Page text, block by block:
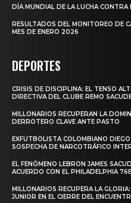
DÍA MUNDIAL DE LA LUCHA
RESULTADOS DEL MONITOREO DE
MES DE ENERO 2026
DEPORTES
CRISIS DE DISCIPLINA: EL TENSO
DIRECTIVA DEL CLUBE REMO
MILLONARIOS RECUPERAN LA
DERROTERO CLAVE ANTE PASTO
EXFUTBOLISTA COLOMBIANO
SOSPECHA DE NARCOTRÁFICO
EL FENÓMENO LEBRON JAMES
ACUERDO CON EL PHILADELPHIA
MILLONARIOS RECUPERA LA
JUNIOR EN EL CIERRE DEL